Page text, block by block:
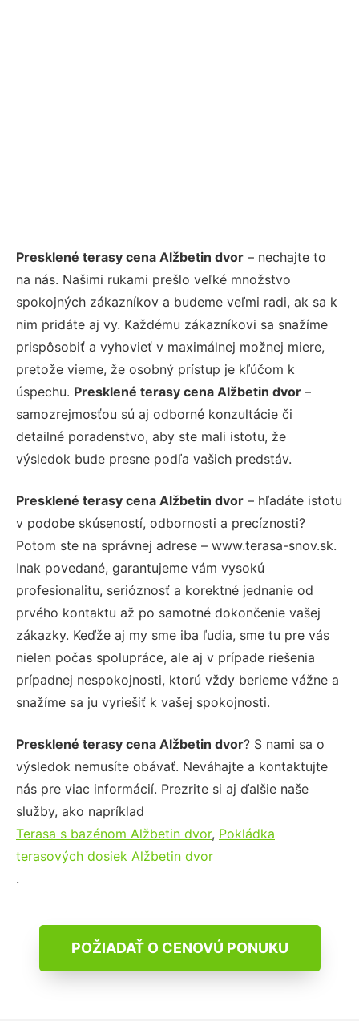
Presklené terasy cena Alžbetin dvor – nechajte to
na nás. Našimi rukami prešlo veľké množstvo
spokojných zákazníkov a budeme veľmi radi, ak sa k
nim pridáte aj vy. Každému zákazníkovi sa snažíme
prispôsobiť a vyhovieť v maximálnej možnej miere,
pretože vieme, že osobný prístup je kľúčom k
úspechu. Presklené terasy cena Alžbetin dvor –
samozrejmosťou sú aj odborné konzultácie či
detailné poradenstvo, aby ste mali istotu, že
výsledok bude presne podľa vašich predstáv.
Presklené terasy cena Alžbetin dvor – hľadáte istotu
v podobe skúseností, odbornosti a precíznosti?
Potom ste na správnej adrese – www.terasa-snov.sk.
Inak povedané, garantujeme vám vysokú
profesionalitu, serióznosť a korektné jednanie od
prvého kontaktu až po samotné dokončenie vašej
zákazky. Keďže aj my sme iba ľudia, sme tu pre vás
nielen počas spolupráce, ale aj v prípade riešenia
prípadnej nespokojnosti, ktorú vždy berieme vážne a
snažíme sa ju vyriešiť k vašej spokojnosti.
Presklené terasy cena Alžbetin dvor? S nami sa o
výsledok nemusíte obávať. Neváhajte a kontaktujte
nás pre viac informácií. Prezrite si aj ďalšie naše
služby, ako napríklad
Terasa s bazénom Alžbetin dvor, Pokládka
terasových dosiek Alžbetin dvor
.
POŽIADAŤ O CENOVÚ PONUKU